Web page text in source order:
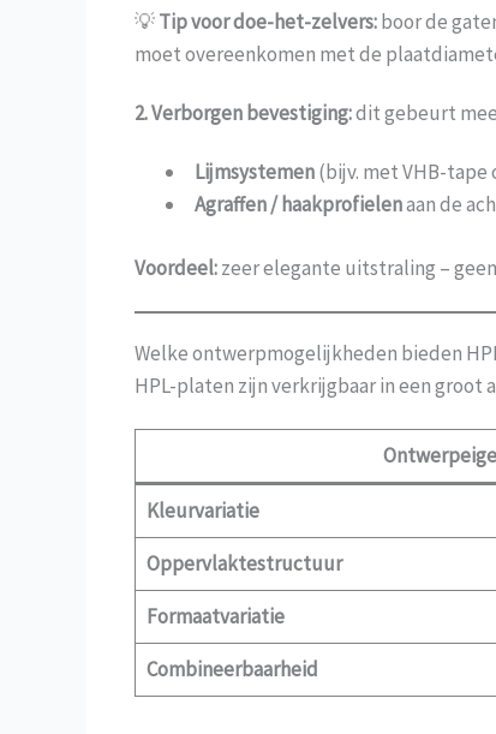
💡Tip voor doe-het-zelvers:boor de
moet overeenkomen met de
2. Verborgen bevestiging:dit gebeurt
Lijmsystemen(bijv. met VHB-tape
Agraffen / haakprofielenaan de
Voordeel:zeer elegante uitstraling –
Welke ontwerpmogelijkheden bieden
HPL-platen zijn verkrijgbaar in een groot
Kleurvariatie
Oppervlaktestructuur
Formaatvariatie
Combineerbaarheid